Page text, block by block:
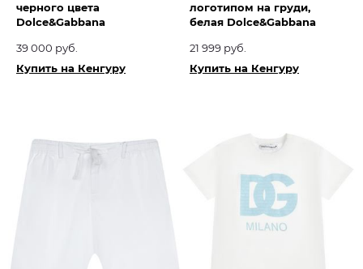
черного цвета
Dolce&Gabbana
39 000 руб.
Купить на Кенгуру
логотипом на груди,
белая Dolce&Gabbana
21 999 руб.
Купить на Кенгуру